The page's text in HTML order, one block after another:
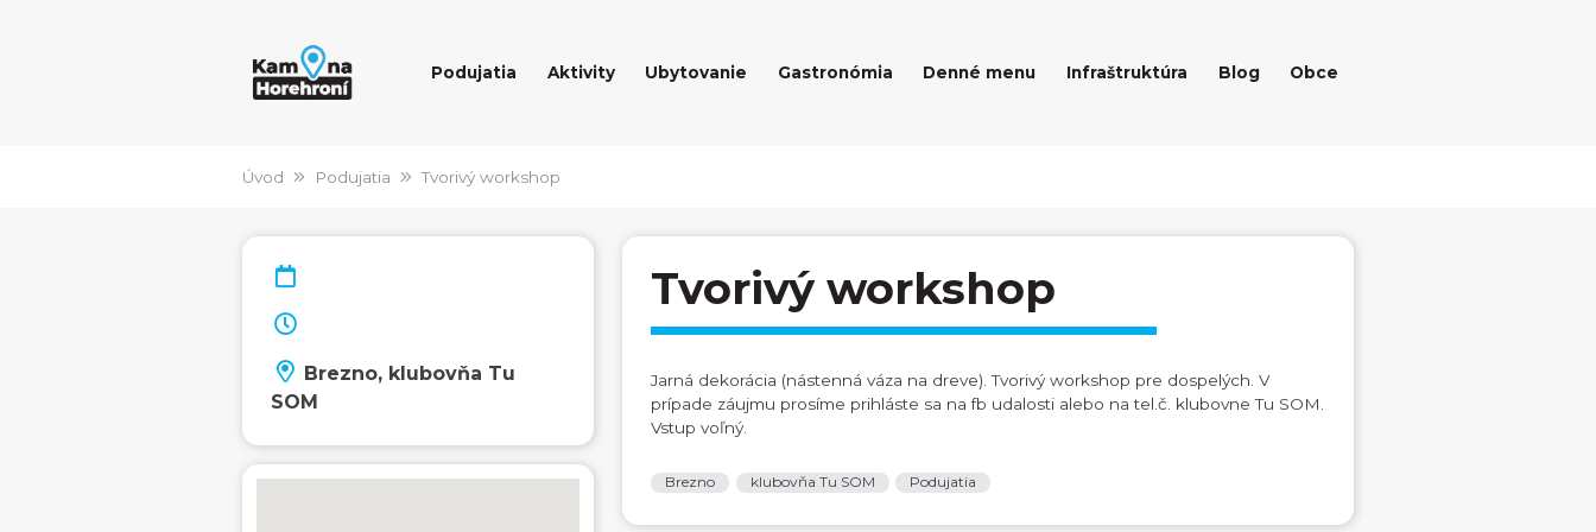
Podujatia Aktivity Ubytovanie Gastronómia Denné menu Infraštruktúra Blog Obce
Úvod Podujatia Tvorivý workshop
Brezno, klubovňa Tu
SOM
Tvorivý workshop
Jarná dekorácia (nástenná váza na dreve). Tvorivý workshop pre dospelých. V
prípade záujmu prosíme prihláste sa na fb udalosti alebo na tel.č. klubovne Tu SOM.
Vstup voľný.
Brezno klubovňa Tu SOM Podujatia